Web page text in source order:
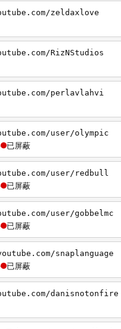
zeldaxlove
RizNStudios
perlavlahvi
user/olympic
已屏蔽
user/redbull
已屏蔽
user/gobbelmc
已屏蔽
snaplanguage
已屏蔽
danisnotonfire